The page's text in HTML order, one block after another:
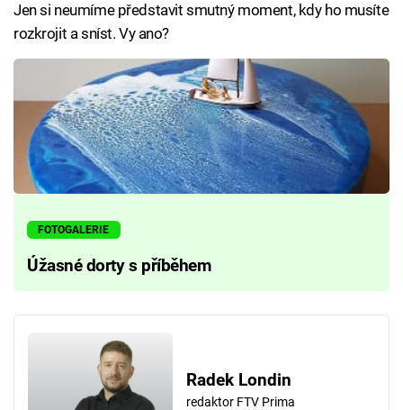
Jen si neumíme představit smutný moment, kdy ho musíte
rozkrojit a sníst. Vy ano?
FOTOGALERIE
Úžasné dorty s příběhem
Radek Londin
redaktor FTV Prima